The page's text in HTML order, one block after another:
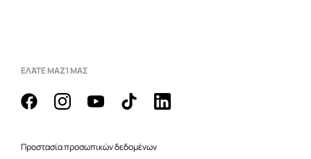
ΕΛΆΤΕ ΜΑΖΊ ΜΑΣ
Προστασία προσωπικών δεδομένων